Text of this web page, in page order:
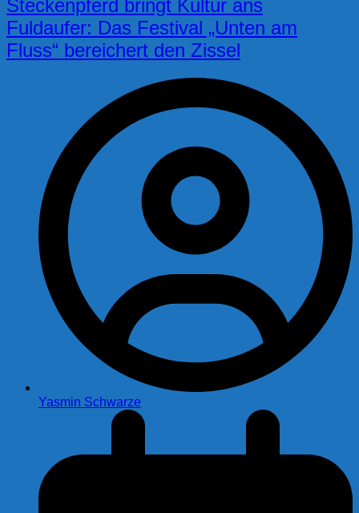
Steckenpferd bringt Kultur ans
Fuldaufer: Das Festival „Unten am
Fluss“ bereichert den Zissel
Yasmin Schwarze